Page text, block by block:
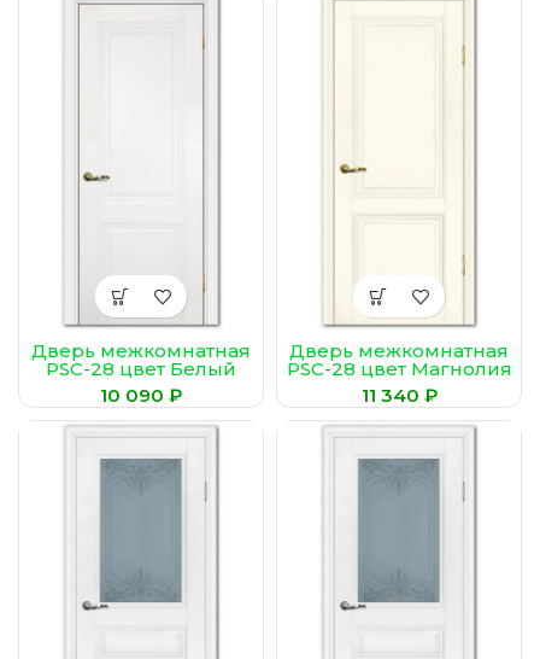
Дверь межкомнатная
PSC-28 цвет Белый
(Сатинат,
пескоструйная
обработка)
₽
Дверь межкомнатная
PSC-28 цвет Магнолия
₽